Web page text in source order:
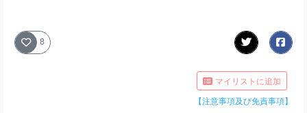
8
マイリストに追加
【注意事項及び免責事項】